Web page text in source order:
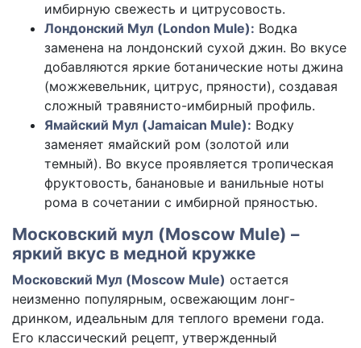
имбирную свежесть и цитрусовость.
Лондонский Мул (London Mule): Водка
заменена на лондонский сухой джин. Во вкусе
добавляются яркие ботанические ноты джина
(можжевельник, цитрус, пряности), создавая
сложный травянисто-имбирный профиль.
Ямайский Мул (Jamaican Mule): Водку
заменяет ямайский ром (золотой или
темный). Во вкусе проявляется тропическая
фруктовость, банановые и ванильные ноты
рома в сочетании с имбирной пряностью.
Московский мул (Moscow Mule) –
яркий вкус в медной кружке
Московский Мул (Moscow Mule) остается
неизменно популярным, освежающим лонг-
дринком, идеальным для теплого времени года.
Его классический рецепт, утвержденный